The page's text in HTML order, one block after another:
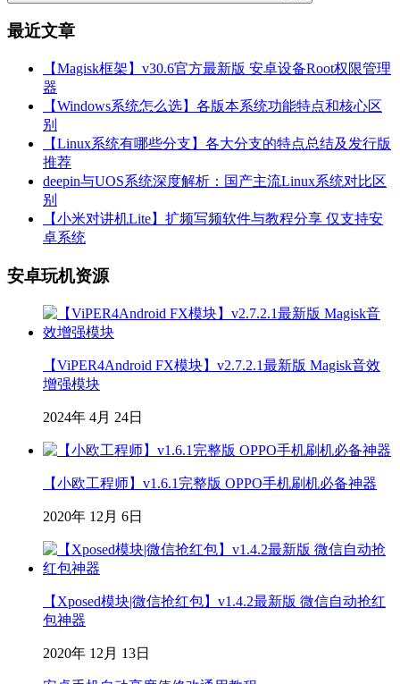
最近文章
【Magisk框架】v30.6官方最新版 安卓设备Root权限管理
器
【Windows系统怎么选】各版本系统功能特点和核心区
别
【Linux系统有哪些分支】各大分支的特点总结及发行版
推荐
deepin与UOS系统深度解析：国产主流Linux系统对比区
别
【小米对讲机Lite】扩频写频软件与教程分享 仅支持安
卓系统
安卓玩机资源
【ViPER4Android FX模块】v2.7.2.1最新版 Magisk音效
增强模块
2024年 4月 24日
【小欧工程师】v1.6.1完整版 OPPO手机刷机必备神器
2020年 12月 6日
【Xposed模块|微信抢红包】v1.4.2最新版 微信自动抢红
包神器
2020年 12月 13日